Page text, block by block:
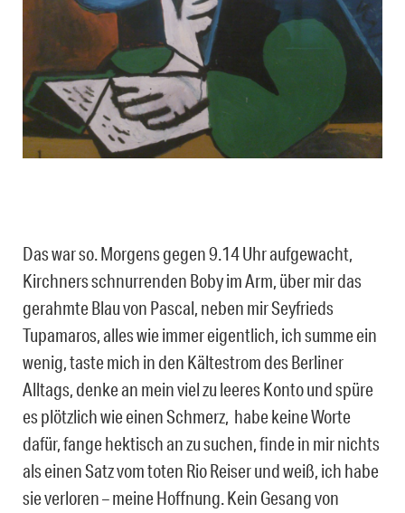
Das war so. Morgens gegen 9.14 Uhr aufgewacht,
Kirchners schnurrenden Boby im Arm, über mir das
gerahmte Blau von Pascal, neben mir Seyfrieds
Tupamaros, alles wie immer eigentlich, ich summe ein
wenig, taste mich in den Kältestrom des Berliner
Alltags, denke an mein viel zu leeres Konto und spüre
es plötzlich wie einen Schmerz, habe keine Worte
dafür, fange hektisch an zu suchen, finde in mir nichts
als einen Satz vom toten Rio Reiser und weiß, ich habe
sie verloren – meine Hoffnung.Kein Gesang von